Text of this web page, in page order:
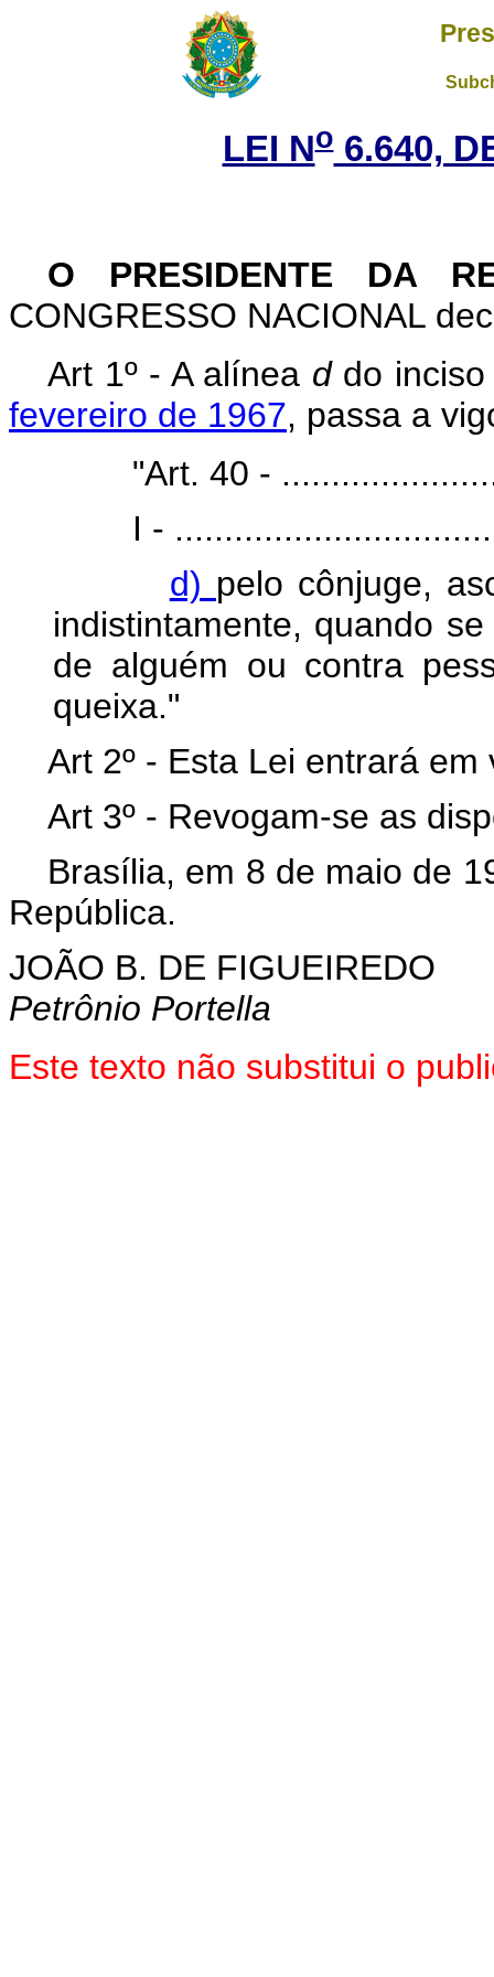
LEI No6.640,
O PRESIDENTE DA
CONGRESSO NACIONAL
Art 1º - A alínea d do
fevereiro de 1967, passa a
"Art. 40 -
I -
d) pelo cônjuge,
indistintamente, quando
de alguém ou contra
queixa."
Art 2º - Esta Lei entrará
Art 3º - Revogam-se as
Brasília, em 8 de maio de
República.
JOÃO B. DE FIGUEIREDO
Petrônio Portella
Este texto não substitui o